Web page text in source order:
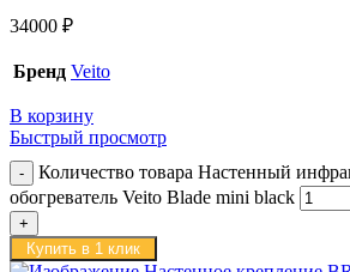
34000 ₽
Бренд Veito
В корзину
Быстрый просмотр
Количество товара Настенный
обогреватель Veito Blade mini black
Купить в 1 клик